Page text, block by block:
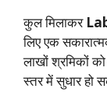
कुल मिलाकर
लिए एक
लाखों श्रमिकों
स्तर में सुधार हो